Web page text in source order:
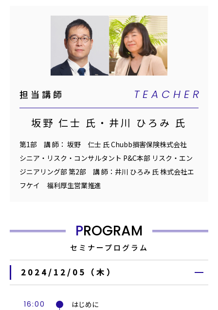
担当講師 TEACHER
坂野 仁士 氏・井川 ひろみ 氏
第1部 講 師： 坂野 仁士 氏 Chubb損害保険株式会社
シニア・リスク・コンサルタント P&C本部 リスク・エン
ジニアリング部 第2部 講 師：井川 ひろみ 氏 株式会社エ
フケイ 福利厚生営業推進
PROGRAM
セミナープログラム
2024/12/05（木）
16:00 はじめに